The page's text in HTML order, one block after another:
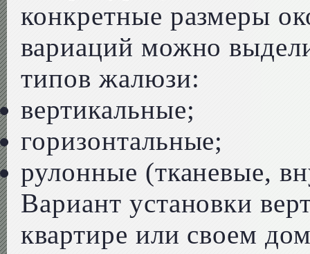
конкретные размеры
вариаций можно
типов жалюзи:
вертикальные;
горизонтальные;
рулонные (тканевые,
Вариант установки
квартире или своем